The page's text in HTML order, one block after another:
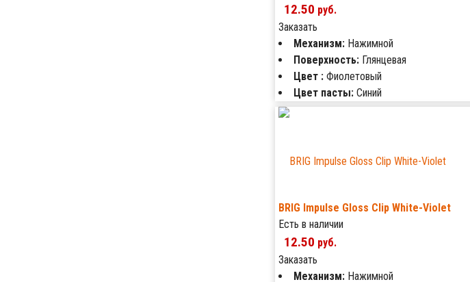
12.50 руб.
Заказать
Механизм: Нажимной
Поверхность: Глянцевая
Цвет : Фиолетовый
Цвет пасты: Синий
BRIG Impulse Gloss Clip White-Violet
Есть в наличии
12.50 руб.
Заказать
Механизм: Нажимной